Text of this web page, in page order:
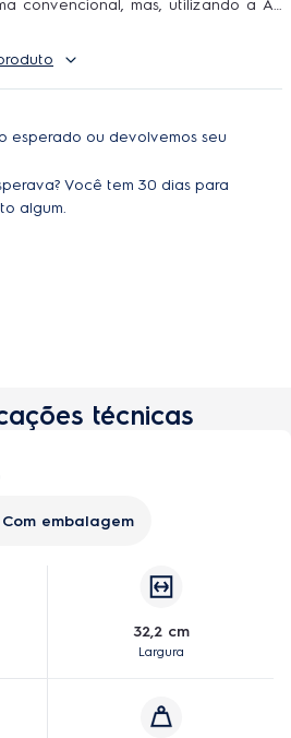
convencional, mas, utilizando a Air
esperado ou devolvemos seu
Você tem 30 dias para
algum.
técnicas
Com embalagem
32,2 cm
Largura